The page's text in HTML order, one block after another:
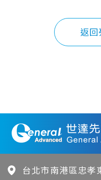
返回
台北市南港區忠孝